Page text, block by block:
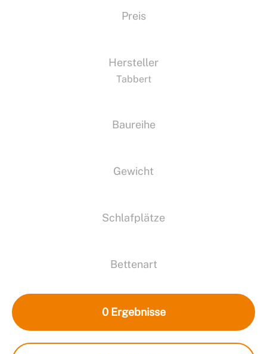
Preis
Hersteller
Tabbert
Baureihe
Gewicht
Schlafplätze
Bettenart
0 Ergebnisse